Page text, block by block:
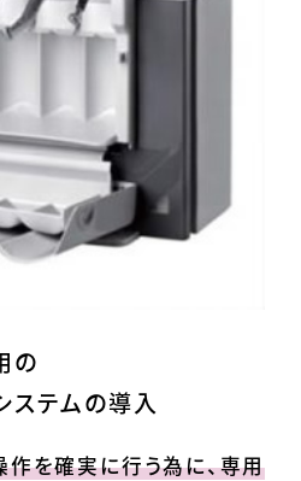
の
ステムの導入
作を確実に行う為に、専用